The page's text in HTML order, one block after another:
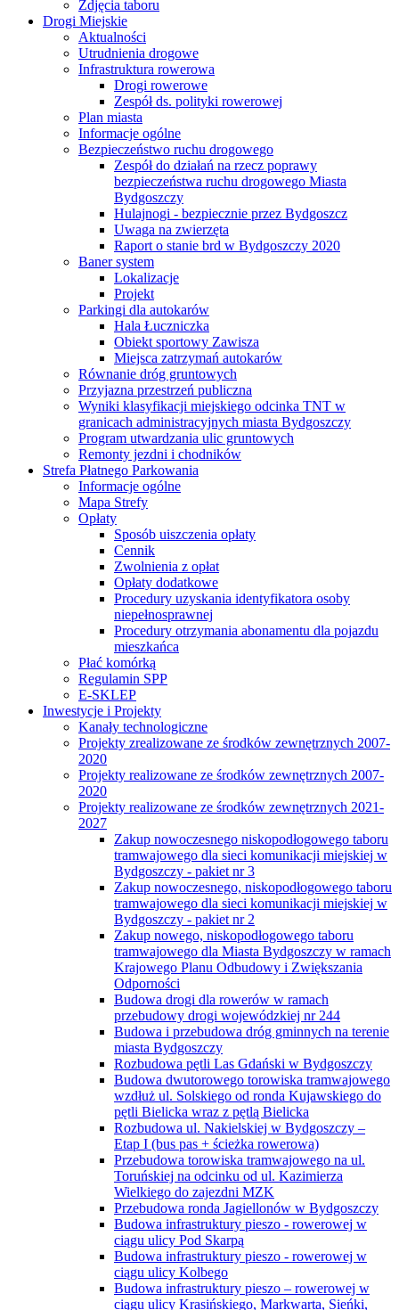
Zdjęcia taboru
Drogi Miejskie
Aktualności
Utrudnienia drogowe
Infrastruktura rowerowa
Drogi rowerowe
Zespół ds. polityki rowerowej
Plan miasta
Informacje ogólne
Bezpieczeństwo ruchu drogowego
Zespół do działań na rzecz poprawy
bezpieczeństwa ruchu drogowego Miasta
Bydgoszczy
Hulajnogi - bezpiecznie przez Bydgoszcz
Uwaga na zwierzęta
Raport o stanie brd w Bydgoszczy 2020
Baner system
Lokalizacje
Projekt
Parkingi dla autokarów
Hala Łuczniczka
Obiekt sportowy Zawisza
Miejsca zatrzymań autokarów
Równanie dróg gruntowych
Przyjazna przestrzeń publiczna
Wyniki klasyfikacji miejskiego odcinka TNT w
granicach administracyjnych miasta Bydgoszczy
Program utwardzania ulic gruntowych
Remonty jezdni i chodników
Strefa Płatnego Parkowania
Informacje ogólne
Mapa Strefy
Opłaty
Sposób uiszczenia opłaty
Cennik
Zwolnienia z opłat
Opłaty dodatkowe
Procedury uzyskania identyfikatora osoby
niepełnosprawnej
Procedury otrzymania abonamentu dla pojazdu
mieszkańca
Płać komórką
Regulamin SPP
E-SKLEP
Inwestycje i Projekty
Kanały technologiczne
Projekty zrealizowane ze środków zewnętrznych 2007-
2020
Projekty realizowane ze środków zewnętrznych 2007-
2020
Projekty realizowane ze środków zewnętrznych 2021-
2027
Zakup nowoczesnego niskopodłogowego taboru
tramwajowego dla sieci komunikacji miejskiej w
Bydgoszczy - pakiet nr 3
Zakup nowoczesnego, niskopodłogowego taboru
tramwajowego dla sieci komunikacji miejskiej w
Bydgoszczy - pakiet nr 2
Zakup nowego, niskopodłogowego taboru
tramwajowego dla Miasta Bydgoszczy w ramach
Krajowego Planu Odbudowy i Zwiększania
Odporności
Budowa drogi dla rowerów w ramach
przebudowy drogi wojewódzkiej nr 244
Budowa i przebudowa dróg gminnych na terenie
miasta Bydgoszczy
Rozbudowa pętli Las Gdański w Bydgoszczy
Budowa dwutorowego torowiska tramwajowego
wzdłuż ul. Solskiego od ronda Kujawskiego do
pętli Bielicka wraz z pętlą Bielicka
Rozbudowa ul. Nakielskiej w Bydgoszczy –
Etap I (bus pas + ścieżka rowerowa)
Przebudowa torowiska tramwajowego na ul.
Toruńskiej na odcinku od ul. Kazimierza
Wielkiego do zajezdni MZK
Przebudowa ronda Jagiellonów w Bydgoszczy
Budowa infrastruktury pieszo - rowerowej w
ciągu ulicy Pod Skarpą
Budowa infrastruktury pieszo - rowerowej w
ciągu ulicy Kolbego
Budowa infrastruktury pieszo – rowerowej w
ciągu ulicy Krasińskiego, Markwarta, Sieńki,